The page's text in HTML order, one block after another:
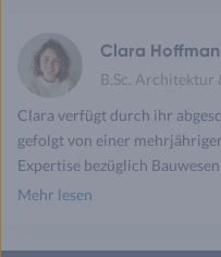
Clara
B.Sc.
Clara verfügt durch ihr
gefolgt von einer
Expertise bezüglich
Mehr lesen